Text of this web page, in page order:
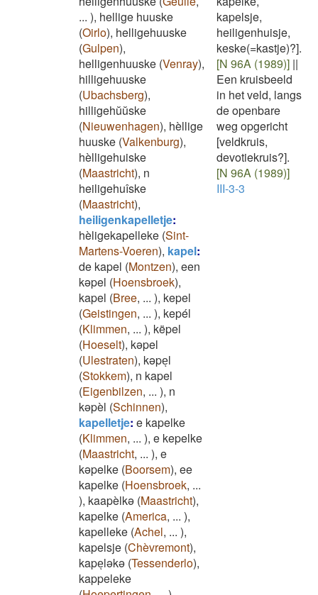
... ), hellige huuske
(Oirlo), helligehuuske
(Gulpen),
helligenhuuske (Venray),
hilligehuuske
(Ubachsberg),
hilligehŭŭske
(Nieuwenhagen), hèllige
huuske (Valkenburg),
hèlligehuiske
(Maastricht), n
heiligehuîske
(Maastricht),
heiligenkapelletje:
hèligekapelleke (Sint-
Martens-Voeren), kapel:
de kapel (Montzen), een
kəpel (Hoensbroek),
kapel (Bree, ... ), kepel
(Geistingen, ... ), kepél
(Klimmen, ... ), këpel
(Hoeselt), kəpel
(Ulestraten), kəpeͅl
(Stokkem), n kapel
(Eigenbilzen, ... ), n
kəpèl (Schinnen),
kapelletje: e kapelke
(Klimmen, ... ), e kepelke
(Maastricht, ... ), e
kəpelke (Boorsem), ee
kapelke (Hoensbroek, ...
), kaapèlkə (Maastricht),
kapelke (America, ... ),
kapelleke (Achel, ... ),
kapelsje (Chèvremont),
kapeͅləkə (Tessenderlo),
kappeleke
kapelsje,
heiligenhuisje,
keske(=kastje)?].
[N 96A (1989)] ||
Een kruisbeeld
in het veld, langs
de openbare
weg opgericht
[veldkruis,
devotiekruis?].
[N 96A (1989)]
III-3-3